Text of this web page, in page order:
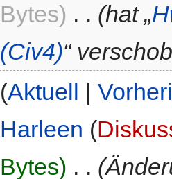
Bytes) . . (hat „
(Civ4)“
(Aktuell |
Harleen (
Bytes) . .